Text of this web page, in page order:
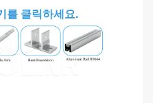
를 클릭하세요.